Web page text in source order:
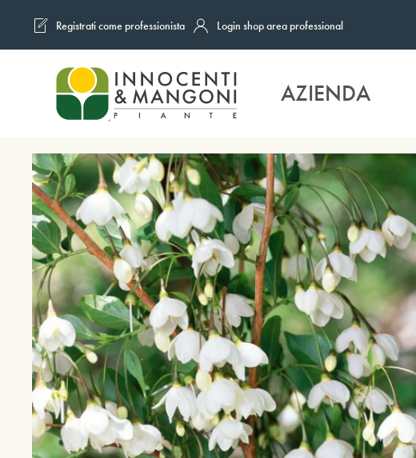
Skip to main content
Registrati come professionista Login shop area professional
AZIENDA